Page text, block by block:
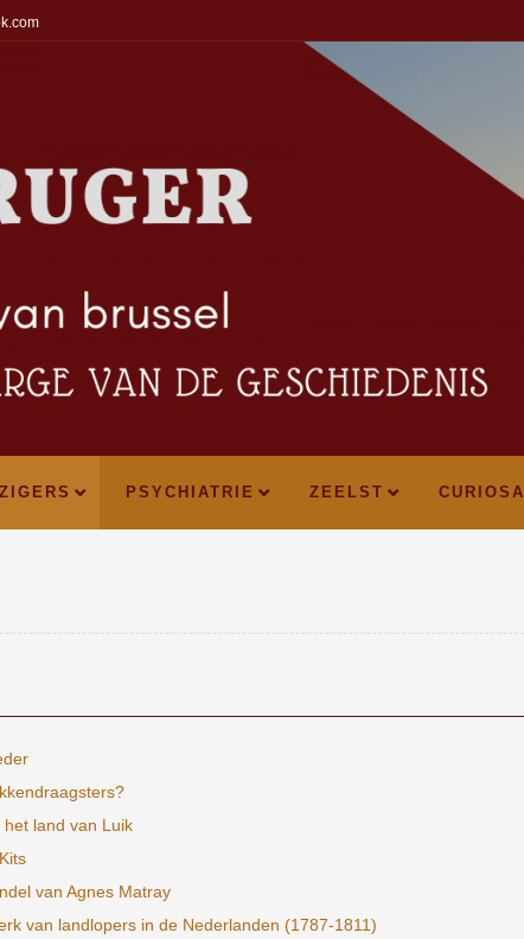
PSYCHIATRIE ZEELST CURIOSA
land van Luik
van Agnes Matray
van landlopers in de Nederlanden (1787-1811)